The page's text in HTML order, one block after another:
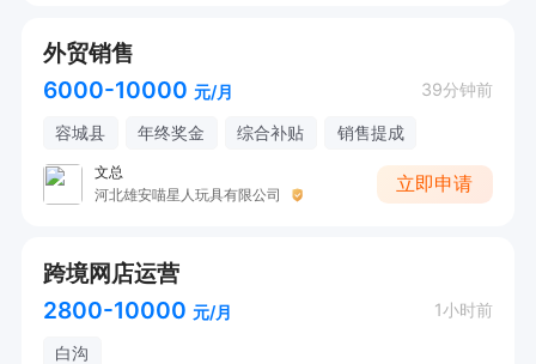
外贸销售
6000-10000 元/月 39分钟前
容城县 年终奖金 综合补贴 销售提成
文总
河北雄安喵星人玩具有限公司
立即申请
跨境网店运营
2800-10000 元/月 1小时前
白沟